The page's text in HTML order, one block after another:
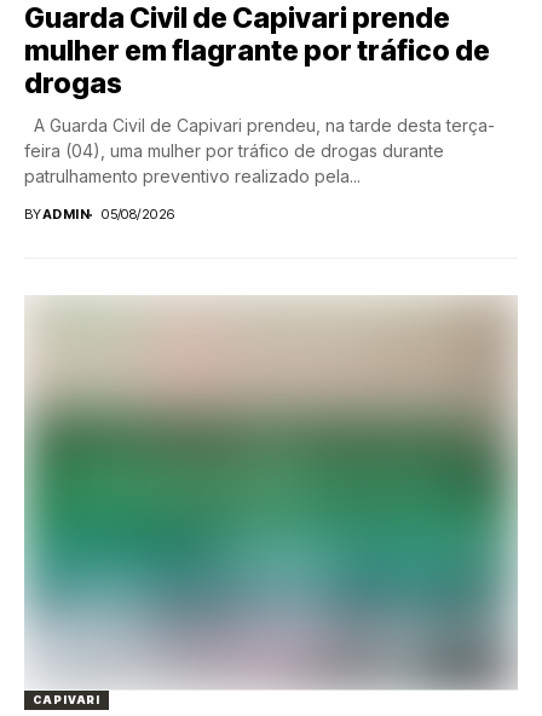
Guarda Civil de Capivari prende
mulher em flagrante por tráfico de
drogas
A Guarda Civil de Capivari prendeu, na tarde desta terça-
feira (04), uma mulher por tráfico de drogas durante
patrulhamento preventivo realizado pela...
BYADMIN 05/08/2026
CAPIVARI